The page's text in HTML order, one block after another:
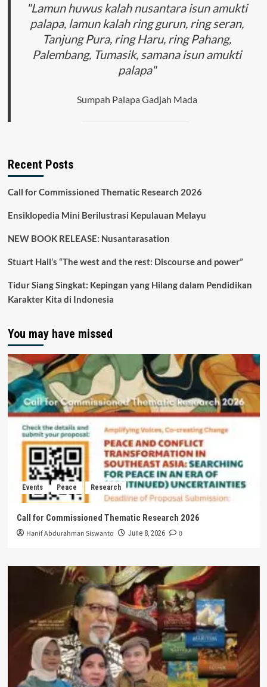
"Lamun huwus kalah nusantara isun amukti
palapa, lamun kalah ring gurun, ring seran,
Tanjung Pura, ring Haru, ring Pahang,
Palembang, Tumasik, samana isun amukti
palapa"
Sumpah Palapa Gadjah Mada
Recent Posts
Call for Commissioned Thematic Research 2026
Ensiklopedia Mini Berilustrasi Kepulauan Melayu
NEW BOOK RELEASE: Nusantarasation
Stuart Hall’s “The west and the rest: Discourse and power”
Tidur Siang Singkat: Kepingan yang Hilang dalam Pendidikan
Karakter Kita di Indonesia
You may have missed
Events Peace Research
Call for Commissioned Thematic Research 2026
Hanif Abdurahman Siswanto June 8, 2026 0